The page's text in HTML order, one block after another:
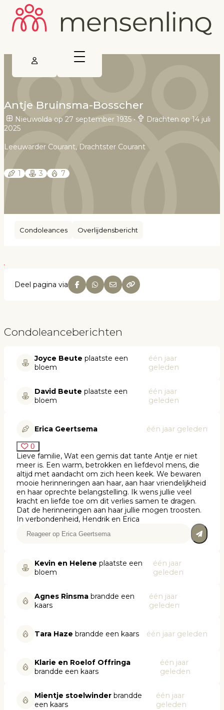
Antje Bruinsma-Bosscher
Nieuwolda op 27 september 1935 •
Drachten op 14 juli
2025
Leeuwarder Courant, Drachtster Courant
1 3 7
Condoleances Overlijdensbericht
Deel pagina via
Condoleanceberichten
Joyce Beute plaatste een
bloem
één jaar
geleden
David Beute plaatste een
bloem
één jaar
geleden
Erica Geertsema één jaar geleden
0
Lieve familie, Wat een gemis dat tante Antje er niet
meer is. Een warm, betrokken en liefdevol mens, die
altijd met aandacht om zich heen keek. We bewaren
mooie herinneringen aan haar, aan haar vriendelijkheid
en haar oprechte belangstelling. Ik wens jullie veel
kracht en liefde toe om dit verlies samen te dragen.
Dat de herinneringen aan haar jullie mogen troosten.
In verbondenheid, Hendrik en Erica
Kevin en Helene plaatste een
bloem
één jaar
geleden
Agnes Rinsma brandde een
kaars
één jaar
geleden
Tara Haze brandde een kaars één jaar geleden
Klarie en Roelof Offringa
brandde een kaars
één jaar
geleden
Mientje stoelwinder brandde
een kaars
één jaar
geleden